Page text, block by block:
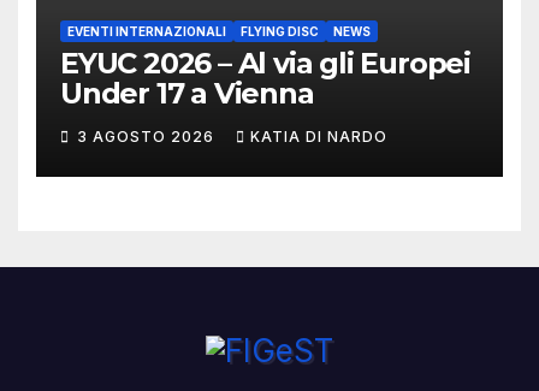
EVENTI INTERNAZIONALI FLYING DISC NEWS
EYUC 2026 – Al via gli Europei
Under 17 a Vienna
3 AGOSTO 2026 KATIA DI NARDO